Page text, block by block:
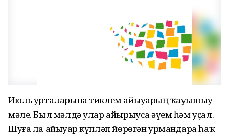
Июль урталарына тиклем айыуҙарҙың ҡауышыу
мәле. Был мәлдә улар айырыуса әүҙем һәм уҫал.
Шуға ла айыуҙар күпләп йөрөгән урмандарҙа һаҡ